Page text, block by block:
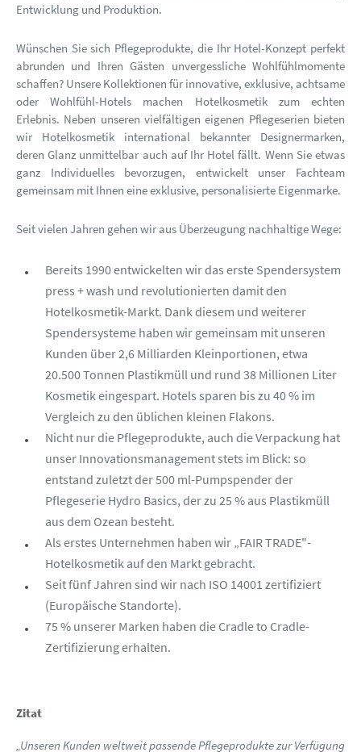
Entwicklung und Produktion.
Wünschen Sie sich Pflegeprodukte, die Ihr Hotel-Konzept perfekt
abrunden und Ihren Gästen unvergessliche Wohlfühlmomente
schaffen? Unsere Kollektionen für innovative, exklusive, achtsame
oder Wohlfühl-Hotels machen Hotelkosmetik zum echten
Erlebnis. Neben unseren vielfältigen eigenen Pflegeserien bieten
wir Hotelkosmetik international bekannter Designermarken,
deren Glanz unmittelbar auch auf Ihr Hotel fällt. Wenn Sie etwas
ganz Individuelles bevorzugen, entwickelt unser Fachteam
gemeinsam mit Ihnen eine exklusive, personalisierte Eigenmarke.
Seit vielen Jahren gehen wir aus Überzeugung nachhaltige Wege:
Bereits 1990 entwickelten wir das erste Spendersystem
press + wash und revolutionierten damit den
Hotelkosmetik-Markt. Dank diesem und weiterer
Spendersysteme haben wir gemeinsam mit unseren
Kunden über 2,6 Milliarden Kleinportionen, etwa
20.500 Tonnen Plastikmüll und rund 38 Millionen Liter
Kosmetik eingespart. Hotels sparen bis zu 40 % im
Vergleich zu den üblichen kleinen Flakons.
Nicht nur die Pflegeprodukte, auch die Verpackung hat
unser Innovationsmanagement stets im Blick: so
entstand zuletzt der 500 ml-Pumpspender der
Pflegeserie Hydro Basics, der zu 25 % aus Plastikmüll
aus dem Ozean besteht.
Als erstes Unternehmen haben wir „FAIR TRADE"-
Hotelkosmetik auf den Markt gebracht.
Seit fünf Jahren sind wir nach ISO 14001 zertifiziert
(Europäische Standorte).
75 % unserer Marken haben die Cradle to Cradle-
Zertifizierung erhalten.
Zitat
„Unseren Kunden weltweit passende Pflegeprodukte zur Verfügung